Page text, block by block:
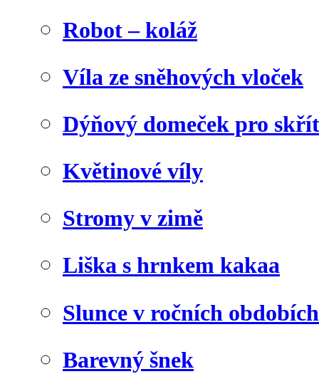
Robot – koláž
Víla ze sněhových vloček
Dýňový domeček pro
Květinové víly
Stromy v zimě
Liška s hrnkem kakaa
Slunce v ročních obdobích
Barevný šnek